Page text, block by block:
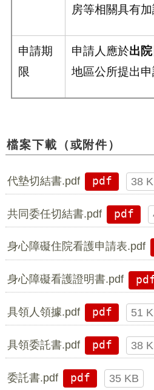
房等相關具有
申請期
限
申請人應於出
地區公所提出申
檔案下載（或附件）
代墊切結書.pdf pdf 38
共同委任切結書.pdf pdf
身心障礙住院看護申請表.pdf
身心障礙看護證明書.pdf
具領人領據.pdf pdf 51
具領委託書.pdf pdf 38
委託書.pdf pdf 35 KB